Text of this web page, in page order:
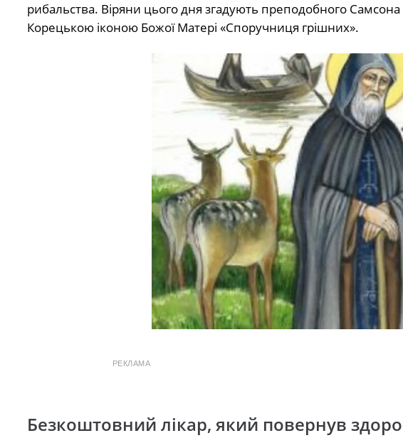
рибальства. Віряни цього дня згадують преподобного
Корецькою іконою Божої Матері «Споручниця грішних».
РЕКЛАМА
Безкоштовний лікар, який повернув